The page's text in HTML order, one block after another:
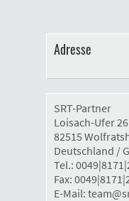
Adresse
SRT-Partner
Loisach-Ufer 26
82515
Deutschland /
Tel.:
Fax:
E-Mail: